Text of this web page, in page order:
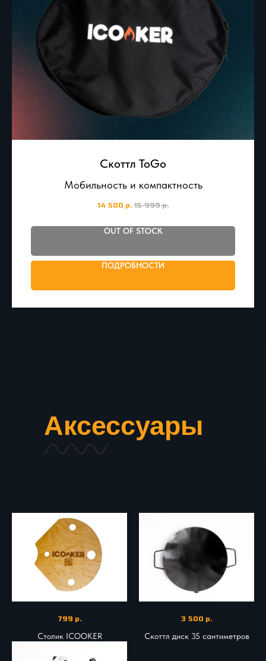
Скоттл ToGo
Мобильность и компактность
14 500 р. 15 999 р.
OUT OF STOCK
ПОДРОБНОСТИ
Аксессуары
799 р.
Столик ICOOKER
3 500 р.
Скоттл диск 35 сантиметров